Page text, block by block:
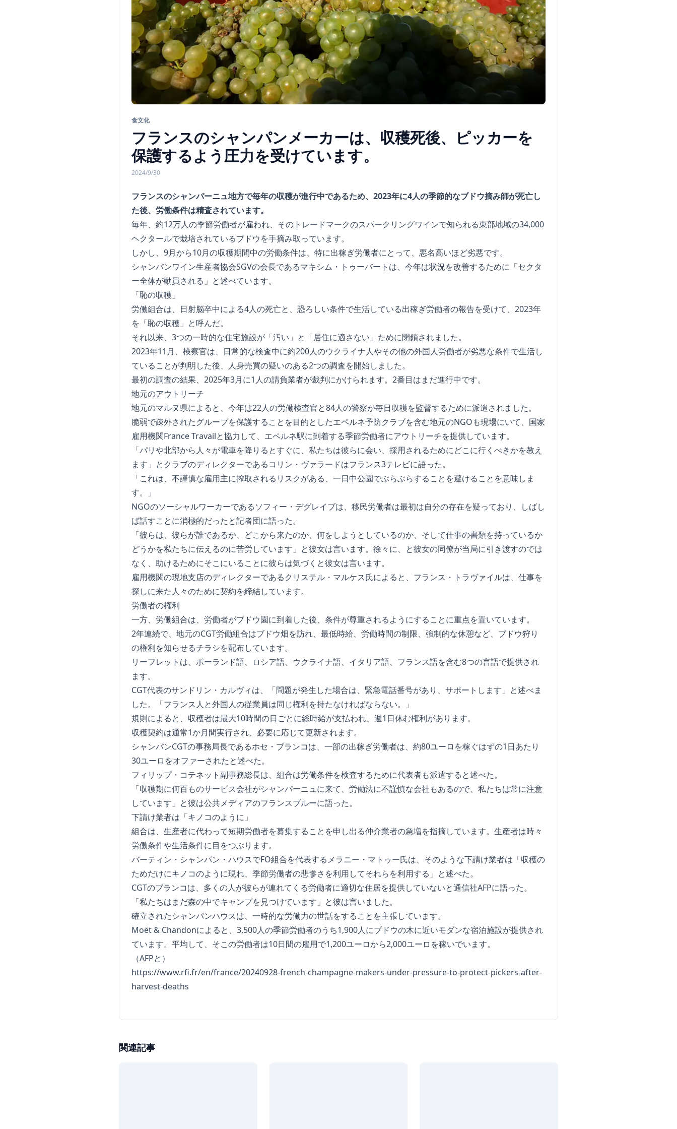
食文化
フランスのシャンパンメーカーは、収穫死後、ピッカーを
保護するよう圧力を受けています。
2024/9/30
フランスのシャンパーニュ地方で毎年の収穫が進行中であるため、2023年に4人の季節的なブドウ摘み師が死亡し
た後、労働条件は精査されています。
毎年、約12万人の季節労働者が雇われ、そのトレードマークのスパークリングワインで知られる東部地域の34,000
ヘクタールで栽培されているブドウを手摘み取っています。
しかし、9月から10月の収穫期間中の労働条件は、特に出稼ぎ労働者にとって、悪名高いほど劣悪です。
シャンパンワイン生産者協会SGVの会長であるマキシム・トゥーバートは、今年は状況を改善するために「セクタ
ー全体が動員される」と述べています。
「恥の収穫」
労働組合は、日射脳卒中による4人の死亡と、恐ろしい条件で生活している出稼ぎ労働者の報告を受けて、2023年
を「恥の収穫」と呼んだ。
それ以来、3つの一時的な住宅施設が「汚い」と「居住に適さない」ために閉鎖されました。
2023年11月、検察官は、日常的な検査中に約200人のウクライナ人やその他の外国人労働者が劣悪な条件で生活し
ていることが判明した後、人身売買の疑いのある2つの調査を開始しました。
最初の調査の結果、2025年3月に1人の請負業者が裁判にかけられます。2番目はまだ進行中です。
地元のアウトリーチ
地元のマルヌ県によると、今年は22人の労働検査官と84人の警察が毎日収穫を監督するために派遣されました。
脆弱で疎外されたグループを保護することを目的としたエペルネ予防クラブを含む地元のNGOも現場にいて、国家
雇用機関France Travailと協力して、エペルネ駅に到着する季節労働者にアウトリーチを提供しています。
「パリや北部から人々が電車を降りるとすぐに、私たちは彼らに会い、採用されるためにどこに行くべきかを教え
ます」とクラブのディレクターであるコリン・ヴァラードはフランス3テレビに語った。
「これは、不謹慎な雇用主に搾取されるリスクがある、一日中公園でぶらぶらすることを避けることを意味しま
す。」
NGOのソーシャルワーカーであるソフィー・デグレイブは、移民労働者は最初は自分の存在を疑っており、しばし
ば話すことに消極的だったと記者団に語った。
「彼らは、彼らが誰であるか、どこから来たのか、何をしようとしているのか、そして仕事の書類を持っているか
どうかを私たちに伝えるのに苦労しています」と彼女は言います。徐々に、と彼女の同僚が当局に引き渡すのでは
なく、助けるためにそこにいることに彼らは気づくと彼女は言います。
雇用機関の現地支店のディレクターであるクリステル・マルケス氏によると、フランス・トラヴァイルは、仕事を
探しに来た人々のために契約を締結しています。
労働者の権利
一方、労働組合は、労働者がブドウ園に到着した後、条件が尊重されるようにすることに重点を置いています。
2年連続で、地元のCGT労働組合はブドウ畑を訪れ、最低時給、労働時間の制限、強制的な休憩など、ブドウ狩り
の権利を知らせるチラシを配布しています。
リーフレットは、ポーランド語、ロシア語、ウクライナ語、イタリア語、フランス語を含む8つの言語で提供され
ます。
CGT代表のサンドリン・カルヴィは、「問題が発生した場合は、緊急電話番号があり、サポートします」と述べま
した。「フランス人と外国人の従業員は同じ権利を持たなければならない。」
規則によると、収穫者は最大10時間の日ごとに総時給が支払われ、週1日休む権利があります。
収穫契約は通常1か月間実行され、必要に応じて更新されます。
シャンパンCGTの事務局長であるホセ・ブランコは、一部の出稼ぎ労働者は、約80ユーロを稼ぐはずの1日あたり
30ユーロをオファーされたと述べた。
フィリップ・コテネット副事務総長は、組合は労働条件を検査するために代表者も派遣すると述べた。
「収穫期に何百ものサービス会社がシャンパーニュに来て、労働法に不謹慎な会社もあるので、私たちは常に注意
しています」と彼は公共メディアのフランスブルーに語った。
下請け業者は「キノコのように」
組合は、生産者に代わって短期労働者を募集することを申し出る仲介業者の急増を指摘しています。生産者は時々
労働条件や生活条件に目をつぶります。
バーティン・シャンパン・ハウスでFO組合を代表するメラニー・マトゥー氏は、そのような下請け業者は「収穫の
ためだけにキノコのように現れ、季節労働者の悲惨さを利用してそれらを利用する」と述べた。
CGTのブランコは、多くの人が彼らが連れてくる労働者に適切な住居を提供していないと通信社AFPに語った。
「私たちはまだ森の中でキャンプを見つけています」と彼は言いました。
確立されたシャンパンハウスは、一時的な労働力の世話をすることを主張しています。
Moët & Chandonによると、3,500人の季節労働者のうち1,900人にブドウの木に近いモダンな宿泊施設が提供され
ています。平均して、そこの労働者は10日間の雇用で1,200ユーロから2,000ユーロを稼いでいます。
（AFPと）
https://www.rfi.fr/en/france/20240928-french-champagne-makers-under-pressure-to-protect-pickers-after-
harvest-deaths
関連記事